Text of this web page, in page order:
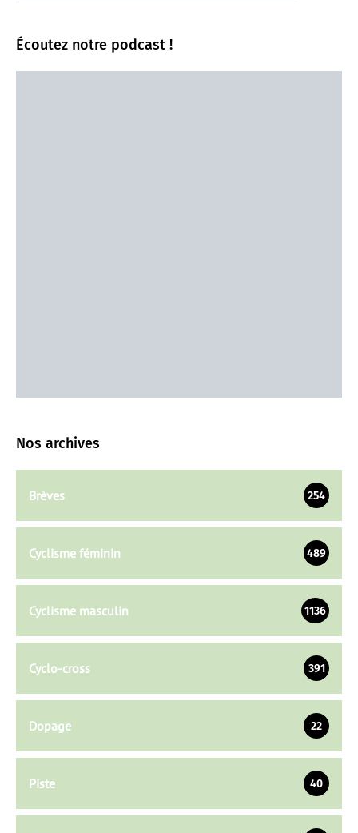
Écoutez notre podcast !
Nos archives
Brèves 254
Cyclisme féminin 489
Cyclisme masculin 1136
Cyclo-cross 391
Dopage 22
Piste 40